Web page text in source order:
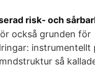
risk- och
också grunden
så